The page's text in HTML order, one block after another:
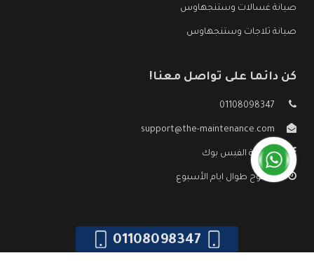
صيانة غسالات وستنجهاوس
صيانة ثلاجات وستنجهاوس
كن دائما على تواصل معنا!
01108098347
support@the-maintenance.com
صفحة الفيس بوك
مفتوح طوال ايام الأسبوع
01108098347